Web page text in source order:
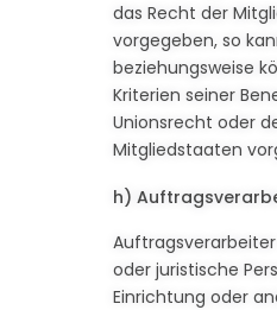
das Recht der
vorgegeben, so
beziehungsweise
Kriterien seiner
Unionsrecht oder
Mitgliedstaaten
h)
oder juristische
Einrichtung oder